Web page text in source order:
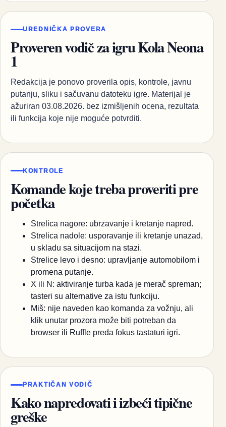
UREDNIČKA PROVERA
Proveren vodič za igru Kola Neona
1
Redakcija je ponovo proverila opis, kontrole, javnu
putanju, sliku i sačuvanu datoteku igre. Materijal je
ažuriran 03.08.2026. bez izmišljenih ocena, rezultata
ili funkcija koje nije moguće potvrditi.
KONTROLE
Komande koje treba proveriti pre
početka
Strelica nagore: ubrzavanje i kretanje napred.
Strelica nadole: usporavanje ili kretanje unazad,
u skladu sa situacijom na stazi.
Strelice levo i desno: upravljanje automobilom i
promena putanje.
X ili N: aktiviranje turba kada je merač spreman;
tasteri su alternative za istu funkciju.
Miš: nije naveden kao komanda za vožnju, ali
klik unutar prozora može biti potreban da
browser ili Ruffle preda fokus tastaturi igri.
PRAKTIČAN VODIČ
Kako napredovati i izbeći tipične
greške